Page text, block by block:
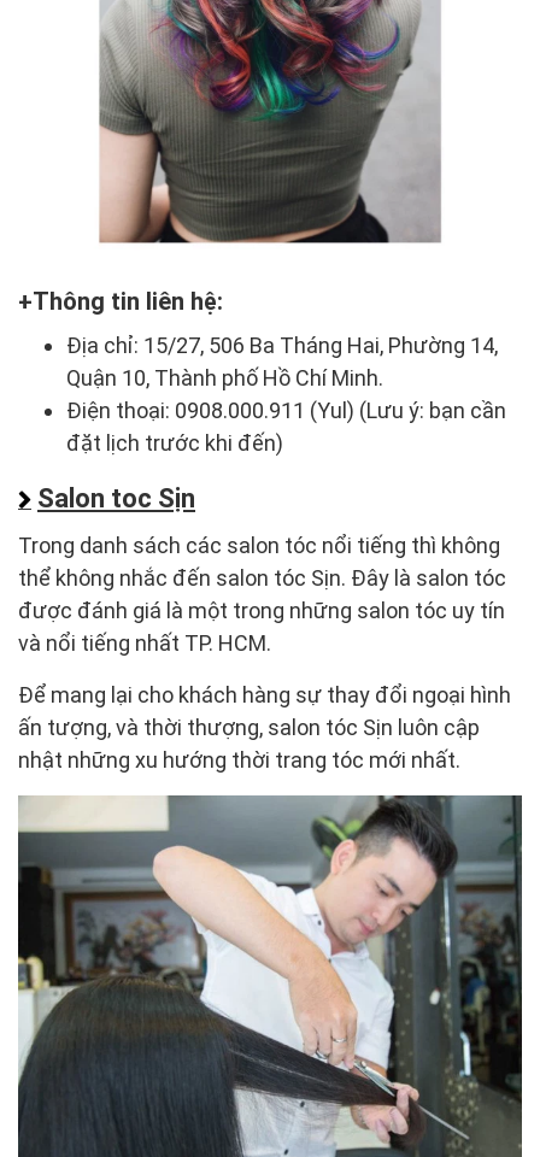
Thông tin liên hệ:
Địa chỉ: 15/27, 506 Ba Tháng Hai, Phường 14,
Quận 10, Thành phố Hồ Chí Minh.
Điện thoại: 0908.000.911 (Yul) (Lưu ý: bạn cần
đặt lịch trước khi đến)
Salon toc Sịn
Trong danh sách các salon tóc nổi tiếng thì không
thể không nhắc đến salon tóc Sịn. Đây là salon tóc
được đánh giá là một trong những salon tóc uy tín
và nổi tiếng nhất TP. HCM.
Để mang lại cho khách hàng sự thay đổi ngoại hình
ấn tượng, và thời thượng, salon tóc Sịn luôn cập
nhật những xu hướng thời trang tóc mới nhất.